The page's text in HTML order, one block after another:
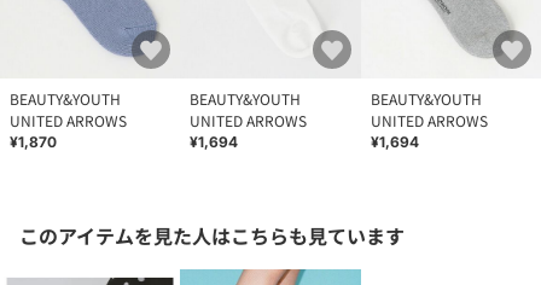
BEAUTY&YOUTH
UNITED ARROWS
¥1,870
BEAUTY&YOUTH
UNITED ARROWS
¥1,694
BEAUTY&YOUTH
UNITED ARROWS
¥1,694